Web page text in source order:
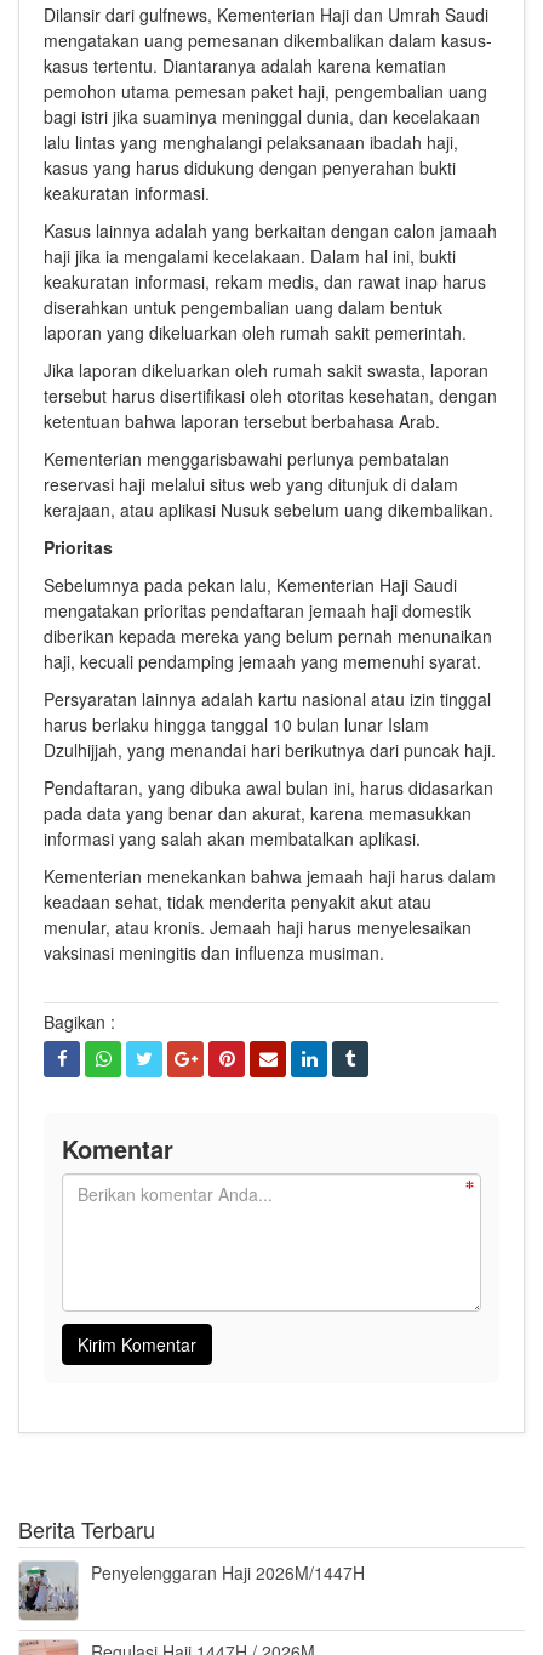
Dilansir dari gulfnews, Kementerian Haji dan Umrah Saudi
mengatakan uang pemesanan dikembalikan dalam kasus-
kasus tertentu. Diantaranya adalah karena kematian
pemohon utama pemesan paket haji, pengembalian uang
bagi istri jika suaminya meninggal dunia, dan kecelakaan
lalu lintas yang menghalangi pelaksanaan ibadah haji,
kasus yang harus didukung dengan penyerahan bukti
keakuratan informasi.
Kasus lainnya adalah yang berkaitan dengan calon jamaah
haji jika ia mengalami kecelakaan. Dalam hal ini, bukti
keakuratan informasi, rekam medis, dan rawat inap harus
diserahkan untuk pengembalian uang dalam bentuk
laporan yang dikeluarkan oleh rumah sakit pemerintah.
Jika laporan dikeluarkan oleh rumah sakit swasta, laporan
tersebut harus disertifikasi oleh otoritas kesehatan, dengan
ketentuan bahwa laporan tersebut berbahasa Arab.
Kementerian menggarisbawahi perlunya pembatalan
reservasi haji melalui situs web yang ditunjuk di dalam
kerajaan, atau aplikasi Nusuk sebelum uang dikembalikan.
Prioritas
Sebelumnya pada pekan lalu, Kementerian Haji Saudi
mengatakan prioritas pendaftaran jemaah haji domestik
diberikan kepada mereka yang belum pernah menunaikan
haji, kecuali pendamping jemaah yang memenuhi syarat.
Persyaratan lainnya adalah kartu nasional atau izin tinggal
harus berlaku hingga tanggal 10 bulan lunar Islam
Dzulhijjah, yang menandai hari berikutnya dari puncak haji.
Pendaftaran, yang dibuka awal bulan ini, harus didasarkan
pada data yang benar dan akurat, karena memasukkan
informasi yang salah akan membatalkan aplikasi.
Kementerian menekankan bahwa jemaah haji harus dalam
keadaan sehat, tidak menderita penyakit akut atau
menular, atau kronis. Jemaah haji harus menyelesaikan
vaksinasi meningitis dan influenza musiman.
Bagikan :
Komentar
Berita Terbaru
Penyelenggaran Haji 2026M/1447H